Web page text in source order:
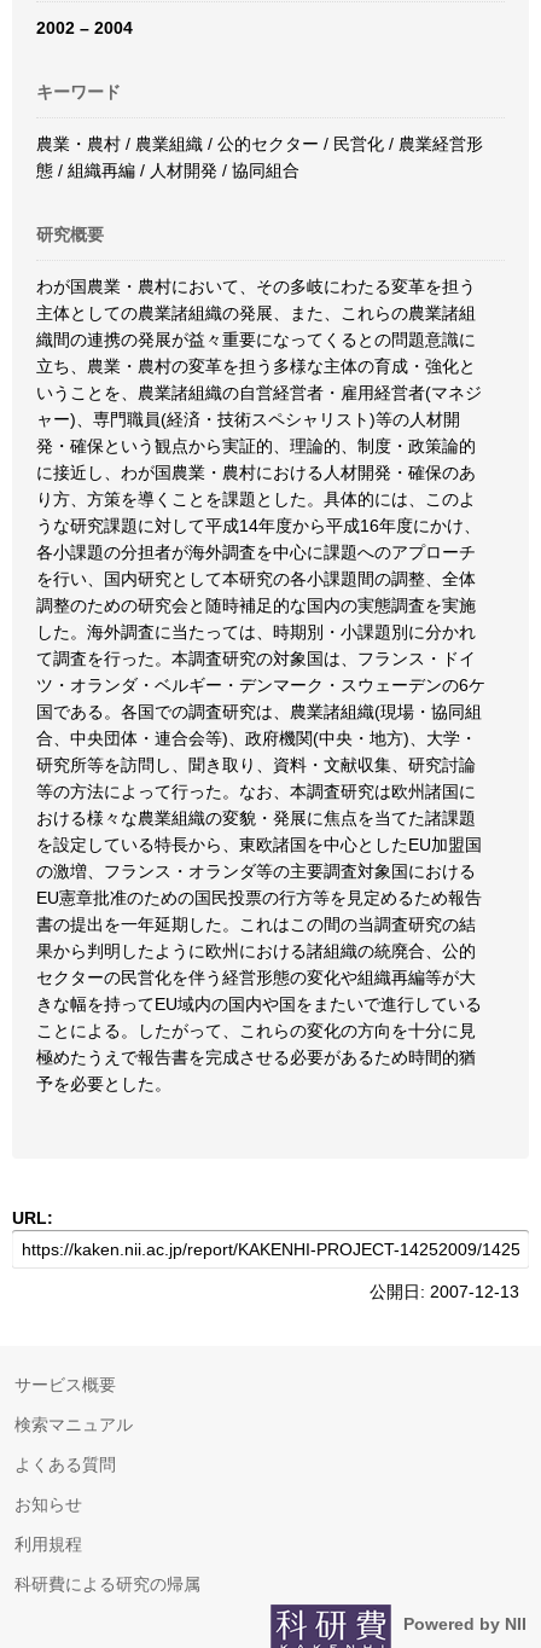
2002 – 2004
キーワード
農業・農村 / 農業組織 / 公的セクター / 民営化 / 農業経営形
態 / 組織再編 / 人材開発 / 協同組合
研究概要
わが国農業・農村において、その多岐にわたる変革を担う
主体としての農業諸組織の発展、また、これらの農業諸組
織間の連携の発展が益々重要になってくるとの問題意識に
立ち、農業・農村の変革を担う多様な主体の育成・強化と
いうことを、農業諸組織の自営経営者・雇用経営者(マネジ
ャー)、専門職員(経済・技術スペシャリスト)等の人材開
発・確保という観点から実証的、理論的、制度・政策論的
に接近し、わが国農業・農村における人材開発・確保のあ
り方、方策を導くことを課題とした。具体的には、このよ
うな研究課題に対して平成14年度から平成16年度にかけ、
各小課題の分担者が海外調査を中心に課題へのアプローチ
を行い、国内研究として本研究の各小課題間の調整、全体
調整のための研究会と随時補足的な国内の実態調査を実施
した。海外調査に当たっては、時期別・小課題別に分かれ
て調査を行った。本調査研究の対象国は、フランス・ドイ
ツ・オランダ・ベルギー・デンマーク・スウェーデンの6ケ
国である。各国での調査研究は、農業諸組織(現場・協同組
合、中央団体・連合会等)、政府機関(中央・地方)、大学・
研究所等を訪問し、聞き取り、資料・文献収集、研究討論
等の方法によって行った。なお、本調査研究は欧州諸国に
おける様々な農業組織の変貌・発展に焦点を当てた諸課題
を設定している特長から、東欧諸国を中心としたEU加盟国
の激増、フランス・オランダ等の主要調査対象国における
EU憲章批准のための国民投票の行方等を見定めるため報告
書の提出を一年延期した。これはこの間の当調査研究の結
果から判明したように欧州における諸組織の統廃合、公的
セクターの民営化を伴う経営形態の変化や組織再編等が大
きな幅を持ってEU域内の国内や国をまたいで進行している
ことによる。したがって、これらの変化の方向を十分に見
極めたうえで報告書を完成させる必要があるため時間的猶
予を必要とした。
URL:
公開日: 2007-12-13
サービス概要
検索マニュアル
よくある質問
お知らせ
利用規程
科研費による研究の帰属
Powered by NII